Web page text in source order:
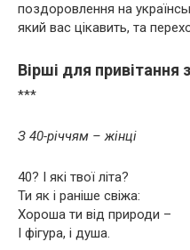
поздоровлення на
який вас цікавить, та
Вірші для привітання
***
З 40-річчям – жінці
40? І які твої літа?
Ти як і раніше свіжа:
Хороша ти від природи –
І фігура, і душа.